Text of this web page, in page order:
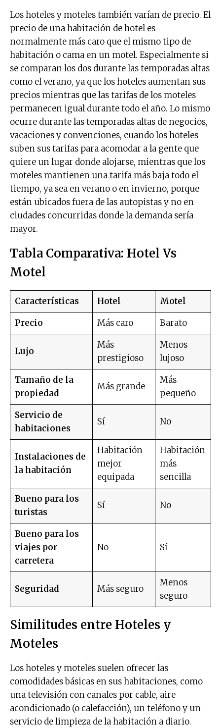
Los hoteles y moteles también varían de precio. El
precio de una habitación de hotel es
normalmente más caro que el mismo tipo de
habitación o cama en un motel. Especialmente si
se comparan los dos durante las temporadas altas
como el verano, ya que los hoteles aumentan sus
precios mientras que las tarifas de los moteles
permanecen igual durante todo el año. Lo mismo
ocurre durante las temporadas altas de negocios,
vacaciones y convenciones, cuando los hoteles
suben sus tarifas para acomodar a la gente que
quiere un lugar donde alojarse, mientras que los
moteles mantienen una tarifa más baja todo el
tiempo, ya sea en verano o en invierno, porque
están ubicados fuera de las autopistas y no en
ciudades concurridas donde la demanda sería
mayor.
Tabla Comparativa: Hotel Vs
Motel
Características Hotel
Motel
Precio
Más caro Barato
Lujo
Más
prestigioso
Menos
lujoso
Tamaño de la
propiedad
Más grande
Más
pequeño
Servicio de
habitaciones
Sí No
Instalaciones de
la habitación
Habitación
mejor
equipada
Habitación
más
sencilla
Bueno para los
turistas
Sí No
Bueno para los
viajes por
carretera
No Sí
Seguridad Más seguro
Menos
seguro
Similitudes entre Hoteles y
Moteles
Los hoteles y moteles suelen ofrecer las
comodidades básicas en sus habitaciones, como
una televisión con canales por cable, aire
acondicionado (o calefacción), un teléfono y un
servicio de limpieza de la habitación a diario.